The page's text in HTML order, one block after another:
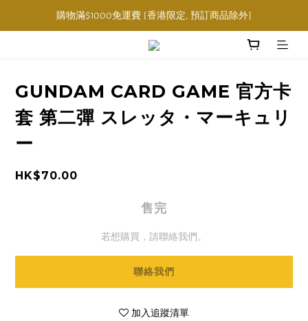
購物滿$1000免運費 (香港限定, 預訂商品除外)
購物滿$1000免運費 (香港限定, 預訂商品除外)
指定角色卡套卡盒任選三件$160
GUNDAM CARD GAME 官方卡
套 第二彈 スレッタ・マーキュリ
ー
HK$70.00
售完
若想購買，請聯絡我們。
聯絡我們
加入追蹤清單